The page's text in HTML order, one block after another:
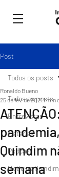
Post
Todos os posts
Entrevistas
Matérias
Podcast
Notícias Quindim
Todos os posts
Quindim
semana
Ronaldo Bueno
25 de fev. de 20211 min